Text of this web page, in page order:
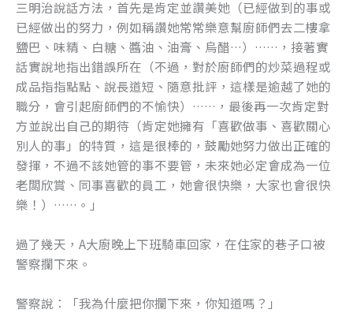
三明治說話方法，首先是肯定並讚美她（已經做到的事或
已經做出的努力，例如稱讚她常常樂意幫廚師們去二樓拿
鹽巴、味精、白糖、醬油、油膏、烏醋…）……，接著實
話實說地指出錯誤所在（不過，對於廚師們的炒菜過程或
成品指指點點、說長道短、隨意批評，這樣是逾越了她的
職分，會引起廚師們的不愉快）……，最後再一次肯定對
方並說出自己的期待（肯定她擁有「喜歡做事、喜歡關心
別人的事」的特質，這是很棒的，鼓勵她努力做出正確的
發揮，不過不該她管的事不要管，未來她必定會成為一位
老闆欣賞、同事喜歡的員工，她會很快樂，大家也會很快
樂！）……。」
過了幾天，A大廚晚上下班騎車回家，在住家的巷子口被
警察攔下來。
警察說：「我為什麼把你攔下來，你知道嗎？」